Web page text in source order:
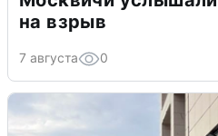
на взрыв
7 августа 0